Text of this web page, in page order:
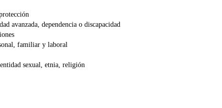
avanzada, dependencia o discapacidad
familiar y laboral
sexual, etnia, religión